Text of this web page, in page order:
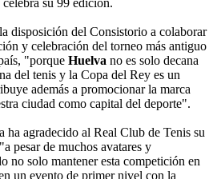
su 99 edición.
disposición del Consistorio a colaborar
y celebración del torneo más antiguo
"porque Huelva no es solo decana
del tenis y la Copa del Rey es un
además a promocionar la marca
ciudad como capital del deporte".
ha agradecido al Real Club de Tenis su
pesar de muchos avatares y
no solo mantener esta competición en
un evento de primer nivel con la